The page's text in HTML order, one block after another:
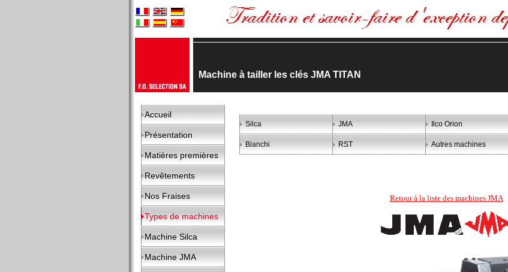
Machine à tailler les clés JMA TITAN
Accueil
Présentation
Matières premières
Revêtements
Nos Fraises
Types de machines
Machine Silca
Machine JMA
Silca JMA Ilco Orion
Bianchi RST Autres machines
Retour à la liste des machines JMA